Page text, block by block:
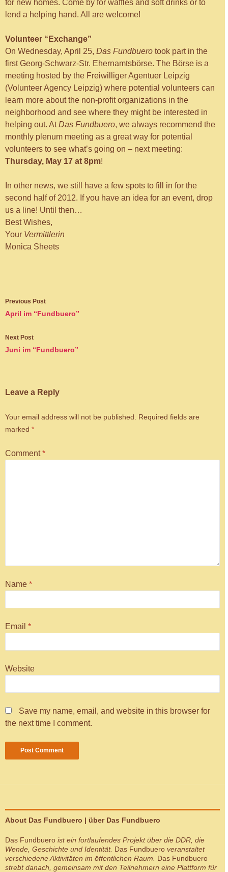
for new homes. Come by for waffles and soft drinks or to
lend a helping hand. All are welcome!
Volunteer “Exchange”
On Wednesday, April 25, Das Fundbuero took part in the
first Georg-Schwarz-Str. Ehernamtsbörse. The Börse is a
meeting hosted by the Freiwilliger Agentuer Leipzig
(Volunteer Agency Leipzig) where potential volunteers can
learn more about the non-profit organizations in the
neighborhood and see where they might be interested in
helping out. AtDas Fundbuero, we always recommend the
monthly plenum meeting as a great way for potential
volunteers to see what’s going on – next meeting:
Thursday, May 17 at 8pm!
In other news, we still have a few spots to fill in for the
second half of 2012. If you have an idea for an event, drop
us a line! Until then…
Best Wishes,
Your Vermittlerin
Monica Sheets
Post
navigation
Previous Post
April im “Fundbuero”
Next Post
Juni im “Fundbuero”
Leave a Reply
Your email address will not be published.
Required fields are
marked *
Comment*
Name *
Email *
Website
Save my name, email, and website in this browser for
the next time I comment.
About Das Fundbuero | über Das Fundbuero
Das Fundbuero ist ein fortlaufendes Projekt über die DDR, die
Wende, Geschichte und Identität. Das Fundbuero veranstaltet
verschiedene Aktivitäten im öffentlichen Raum. Das Fundbuero
strebt danach, gemeinsam mit den Teilnehmern eine Plattform für